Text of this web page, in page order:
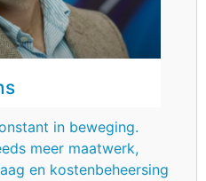
in beweging.
meer maatwerk,
en kostenbeheersing